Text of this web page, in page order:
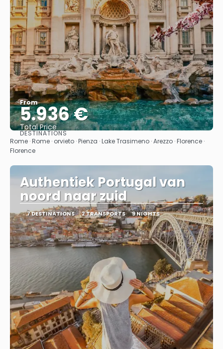
From
5.936 €
Total Price
See
DESTINATIONS
Rome · Rome · orvieto · Pienza · Lake Trasimeno · Arezzo · Florence ·
Florence
Authentiek Portugal van
noord naar zuid
7 DESTINATIONS 2 TRANSPORTS 9 NIGHTS